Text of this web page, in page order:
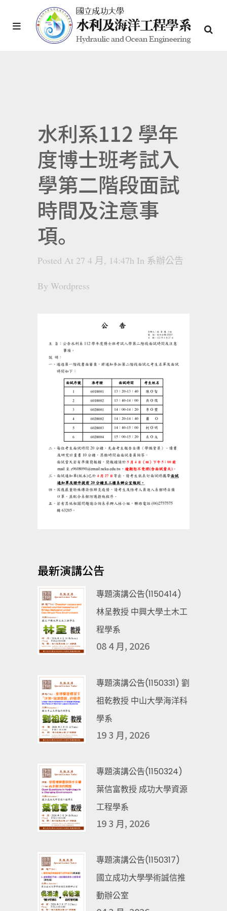
水利系112 學年
度博士班考試入
學第二階段面試
時間及注意事
項。
Posted At 27 4 月, 14:47h In 系辦公告
By Wordpress
最新演講公告
專題演講公告(1150414)
林呈教授 中興大學土木工
程學系
08 4 月, 2026
專題演講公告(1150331) 劉
祖乾教授 中山大學海洋科
學系
19 3 月, 2026
專題演講公告(1150324)
葉信富教授 成功大學資源
工程學系
19 3 月, 2026
專題演講公告(1150317)
國立成功大學學術誠信推
動辦公室